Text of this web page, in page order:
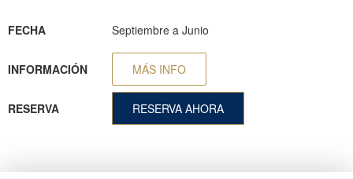
FECHA Septiembre a Junio
INFORMACIÓN MÁS INFO
RESERVA RESERVA AHORA